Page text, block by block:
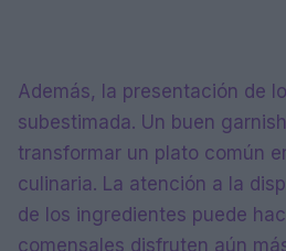
Además, la presentación de
subestimada. Un buen
transformar un plato común
culinaria. La atención a la
de los ingredientes puede
comensales disfruten aún